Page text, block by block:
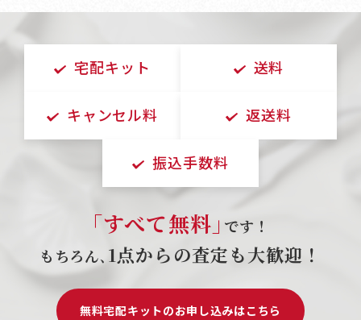
宅配キット 送料
キャンセル料 返送料
振込手数料
｢すべて無料｣ です！
もちろん､ 1点からの査定も大歓迎！
無料宅配キットのお申し込みはこちら